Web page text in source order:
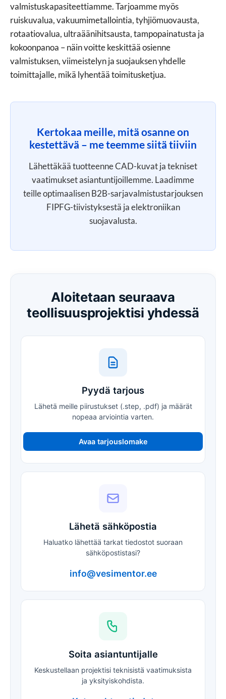
valmistuskapasiteettiamme. Tarjoamme myös
ruiskuvalua, vakuumimetallointia, tyhjiömuovausta,
rotaatiovalua, ultraäänihitsausta, tampopainatusta ja
kokoonpanoa – näin voitte keskittää osienne
valmistuksen, viimeistelyn ja suojauksen yhdelle
toimittajalle, mikä lyhentää toimitusketjua.
Kertokaa meille, mitä osanne on
kestettävä – me teemme siitä tiiviin
Lähettäkää tuotteenne CAD-kuvat ja tekniset
vaatimukset asiantuntijoillemme. Laadimme
teille optimaalisen B2B-sarjavalmistustarjouksen
FIPFG-tiivistyksestä ja elektroniikan
suojavalusta.
Aloitetaan seuraava
teollisuusprojektisi yhdessä
Pyydä tarjous
Lähetä meille piirustukset (.step, .pdf) ja määrät
nopeaa arviointia varten.
Avaa tarjouslomake
Lähetä sähköpostia
Haluatko lähettää tarkat tiedostot suoraan
sähköpostistasi?
info@vesimentor.ee
Soita asiantuntijalle
Keskustellaan projektisi teknisistä vaatimuksista
ja yksityiskohdista.